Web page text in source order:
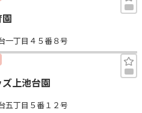
一丁目４５番８号
上池台園
五丁目５番１２号